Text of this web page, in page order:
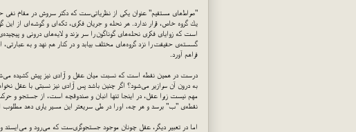
"صراط‌های مستقیم" عنوان یكی از نظریاتی‌ست كه دكتر سروش در مقام نفی
یك گروه خاص، قرار ندارد. هر نحله و جریان فكری، تكه‌ای و گوشه‌ای از این
است كه زوایای فكری نحله‌های گوناگون را سر بزند و لایه‌های درونی و
گسسته‌ی حقیقت را نزد گروه‌های مختلف بیابد و در كنار هم نهد و به
فراهم آورد.
درست در همین نقطه است كه نسبت میان عقل و آزادی نیز پیش كشیده
به درون آن سرازیر می‌شود؟ اگر چنین باشد پس آزادی نیز نسبتی با عقل
مهم نیست زیرا عقل، در اینجا تنها انبان و صندوقچه است، از جستجو و
نقطه‌ی "ب" برسد و هر چه، او را در طی سریعتر این مسیر یاری دهد
اما در تعبیر دیگر، عقل چونان موجود جستجوگری‌ست كه می‌رود و می‌ایستد و